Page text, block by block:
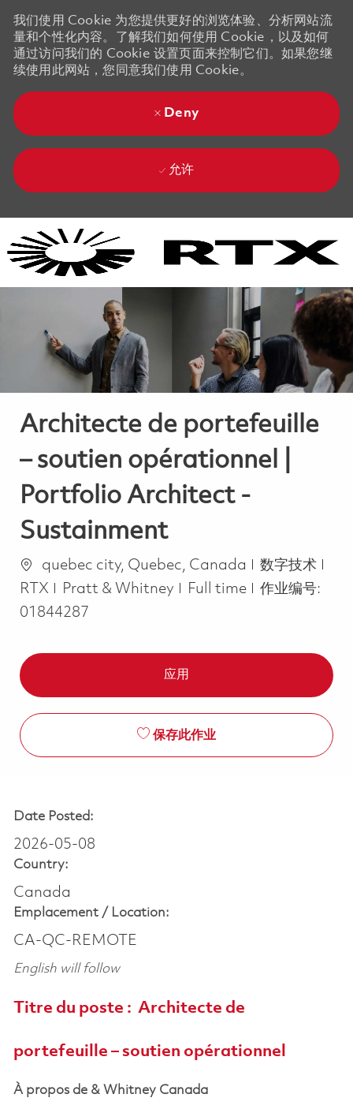
我们使用 Cookie 为您提供更好的浏览体验、分析网站流
量和个性化内容。了解我们如何使用 Cookie，以及如何
通过访问我们的 Cookie 设置页面来控制它们。如果您继
续使用此网站，您同意我们使用 Cookie。
Deny
允许
Architecte de portefeuille
– soutien opérationnel |
Portfolio Architect -
Sustainment
位置quebec city, Quebec, Canada 类别
数字技术
RTX
Pratt & Whitney Job Type
Full time
作业编号:
01844287
应用
保存此作业
Date Posted:
2026-05-08
Country:
Canada
Emplacement / Location:
CA-QC-REMOTE
English will follow
Titre du poste : Architecte de
portefeuille – soutien opérationnel
À propos de & Whitney Canada